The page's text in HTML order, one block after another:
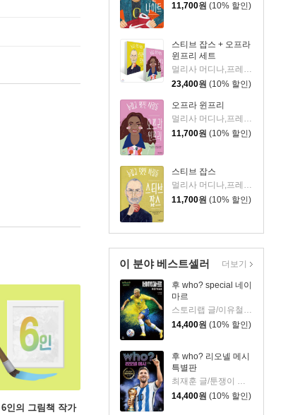
11,700원 (10% 할인)
스티브 잡스 + 오프라
윈프리 세트
23,400원 (10% 할인)
오프라 윈프리
11,700원 (10% 할인)
스티브 잡스
멀리사 머디나,프레드리크 콜팅 글/요네야마 나쓰코 그림/홍연미 역
11,700원 (10% 할인)
이 분야 베스트셀러
후 who? special 네이
마르
스토리랩 글/이유철 그림
14,400원 (10% 할인)
후 who? 리오넬 메시
특별판
14,400원 (10% 할인)
더보기
인의 그림책 작가